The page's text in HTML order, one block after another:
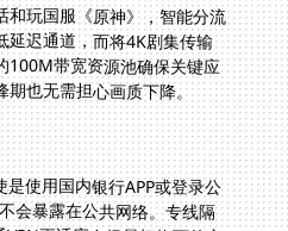
和玩国服《原神》，智能分流
延迟通道，而将4K剧集传输
100M带宽资源池确保关键应
期也无需担心画质下降。
使用国内银行APP或登录公
会暴露在公共网络。专线隔
更适应多场景切换下的安